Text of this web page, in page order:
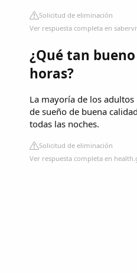
Solicitud de eliminación
Ver respuesta completa en
¿Qué tan
horas?
La mayoría de los
de sueño de buena
todas las noches.
Solicitud de eliminación
Ver respuesta completa en